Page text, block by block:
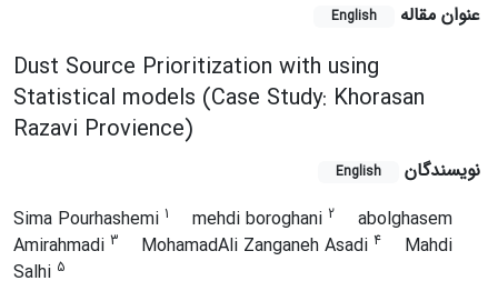
عنوان مقاله English
Dust Source Prioritization with using
Statistical models (Case Study: Khorasan
Razavi Provience)
نویسندگان English
Sima Pourhashemi 1 mehdi boroghani 2
abolghasem
Amirahmadi 3 MohamadAli Zanganeh Asadi 4
Mahdi
Salhi 5